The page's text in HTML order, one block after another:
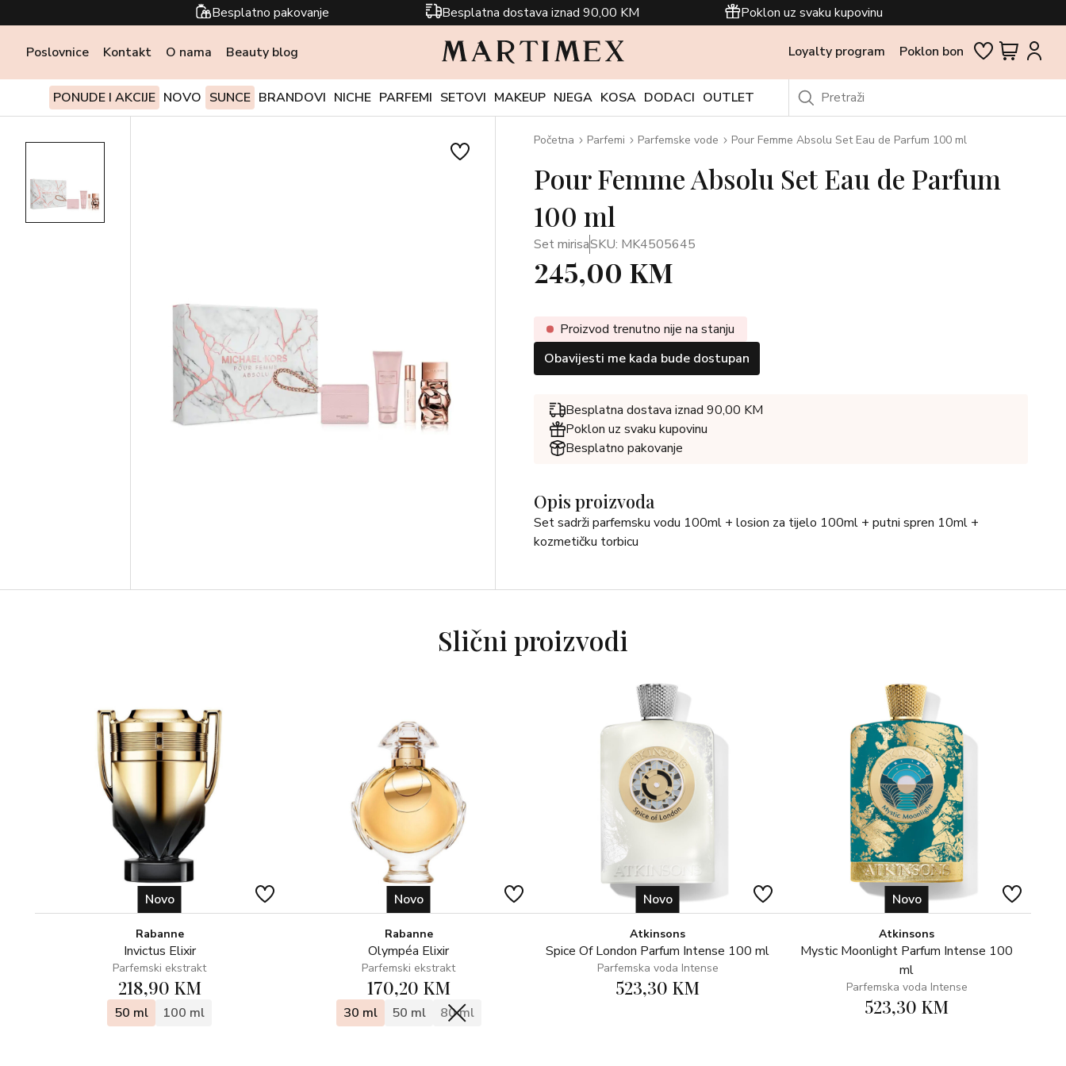
Besplatno pakovanje Besplatna dostava iznad 90,00 KM Poklon uz svaku kupovinu
Poslovnice Kontakt O nama Beauty blog Loyalty program Poklon bon
PONUDE I AKCIJE NOVO SUNCE BRANDOVI NICHE PARFEMI SETOVI MAKEUP NJEGA KOSA DODACI OUTLET
Početna Parfemi Parfemske vode Pour Femme Absolu Set Eau de Parfum 100 ml
Pour Femme Absolu Set Eau de Parfum
100 ml
Set mirisaSKU: MK4505645
245,00 KM
Proizvod trenutno nije na stanju
Obavijesti me kada bude dostupan
Besplatna dostava iznad 90,00 KM
Poklon uz svaku kupovinu
Besplatno pakovanje
Opis proizvoda
Set sadrži parfemsku vodu 100ml + losion za tijelo 100ml + putni spren 10ml +
kozmetičku torbicu
Slični proizvodi
Novo
Rabanne
Invictus Elixir
Parfemski ekstrakt
218,90 KM
50 ml 100 ml
Novo
Rabanne
Olympéa Elixir
Parfemski ekstrakt
170,20 KM
30 ml 50 ml 80 ml
Novo
Atkinsons
Spice Of London Parfum Intense 100 ml
Parfemska voda Intense
523,30 KM
Novo
Atkinsons
Mystic Moonlight Parfum Intense 100
ml
Parfemska voda Intense
523,30 KM